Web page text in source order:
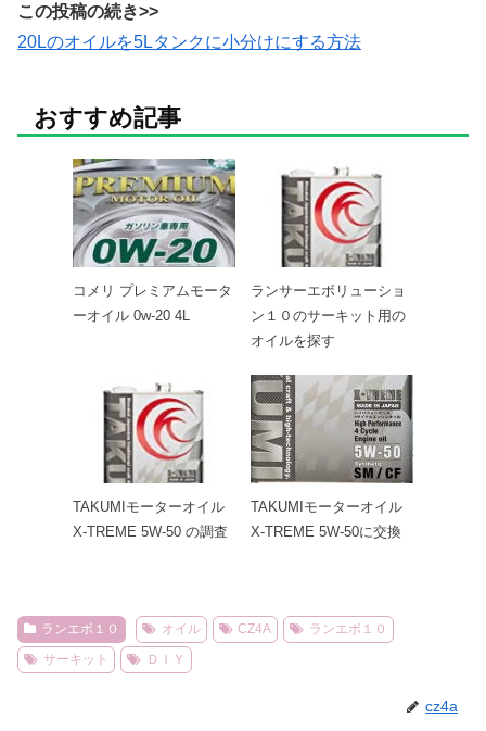
この投稿の続き>>
20Lのオイルを5Lタンクに小分けにする方法
おすすめ記事
コメリ プレミアムモータ
ーオイル 0w-20 4L
ランサーエボリューショ
ン１０のサーキット用の
オイルを探す
TAKUMIモーターオイル
X-TREME 5W-50 の調査
TAKUMIモーターオイル
X-TREME 5W-50に交換
ランエボ１０ オイル CZ4A
ランエボ１０
サーキット
ＤＩＹ
cz4a